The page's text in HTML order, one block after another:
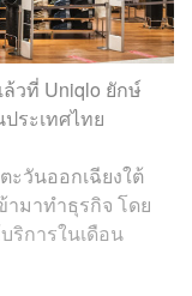
วที่ Uniqlo ยักษ์
ระเทศไทย
ะวันออกเฉียงใต้
ามาทำธุรกิจ โดย
ริการในเดือน